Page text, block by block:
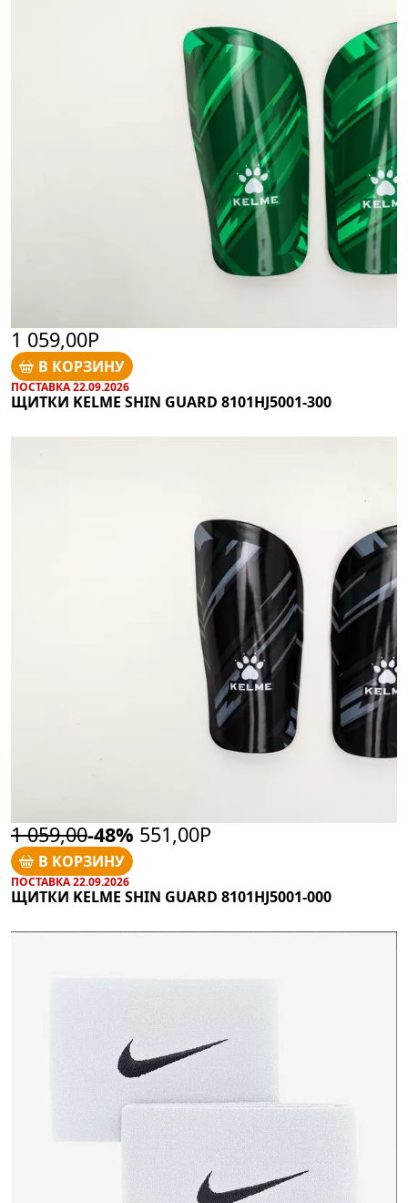
1 059,00Р
В КОРЗИНУ
ПОСТАВКА 22.09.2026
ЩИТКИ KELME SHIN GUARD 8101HJ5001-300
1 059,00-48% 551,00Р
В КОРЗИНУ
ПОСТАВКА 22.09.2026
ЩИТКИ KELME SHIN GUARD 8101HJ5001-000